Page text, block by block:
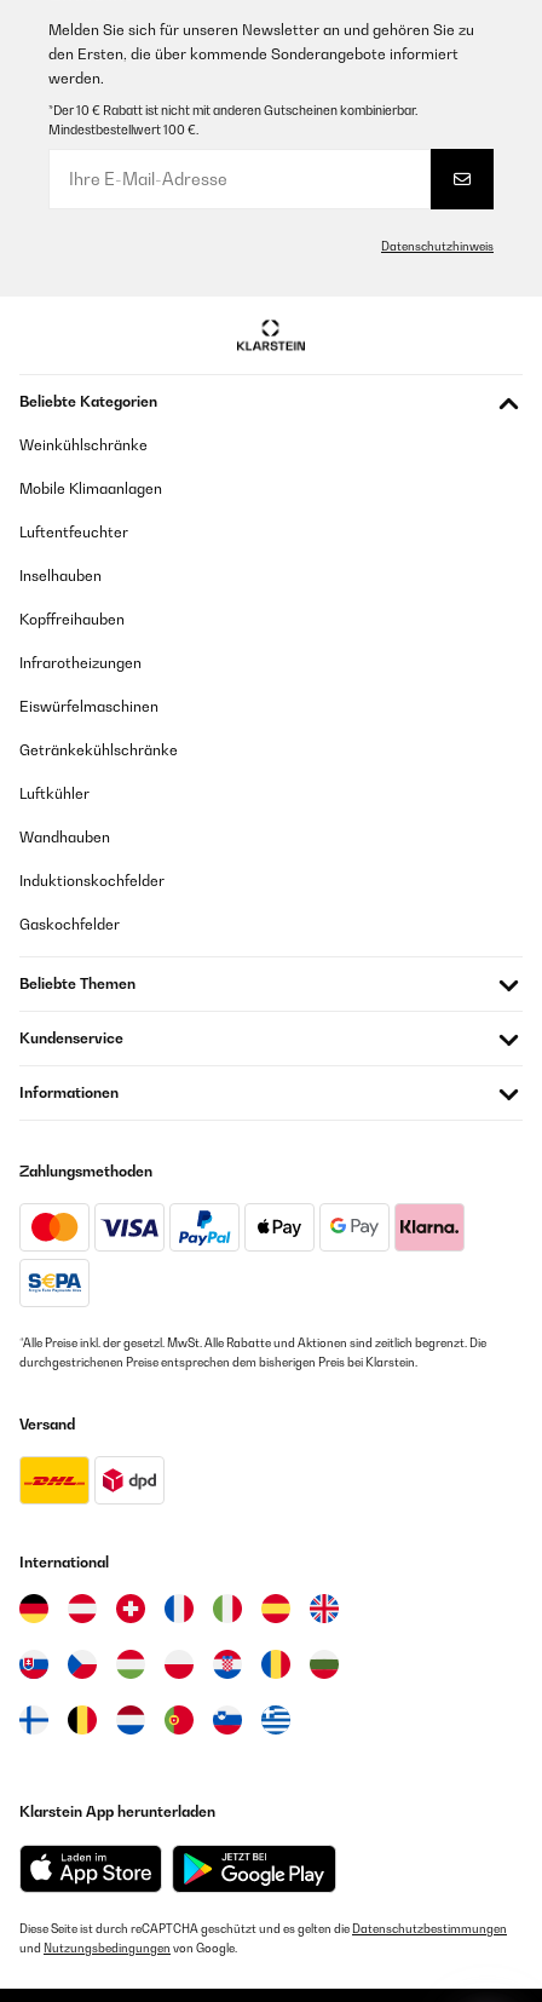
Melden Sie sich für unseren Newsletter an und gehören Sie zu
den Ersten, die über kommende Sonderangebote informiert
werden.
*Der 10 € Rabatt ist nicht mit anderen Gutscheinen kombinierbar.
Mindestbestellwert 100 €.
Datenschutzhinweis
Beliebte Kategorien
Weinkühlschränke
Mobile Klimaanlagen
Luftentfeuchter
Inselhauben
Kopffreihauben
Infrarotheizungen
Eiswürfelmaschinen
Getränkekühlschränke
Luftkühler
Wandhauben
Induktionskochfelder
Gaskochfelder
Beliebte Themen
Kundenservice
Informationen
Zahlungsmethoden
*Alle Preise inkl. der gesetzl. MwSt. Alle Rabatte und Aktionen sind zeitlich begrenzt. Die
durchgestrichenen Preise entsprechen dem bisherigen Preis bei Klarstein.
Versand
International
Klarstein App herunterladen
Diese Seite ist durch reCAPTCHA geschützt und es gelten die Datenschutzbestimmungen
und Nutzungsbedingungen von Google.